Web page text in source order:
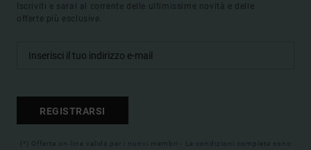
Iscriviti e sarai al corrente delle ultimissime novità e delle
offerte più esclusive.
REGISTRARSI
(*) Offerta on-line valida per i nuovi membri - Le condizioni complete sono